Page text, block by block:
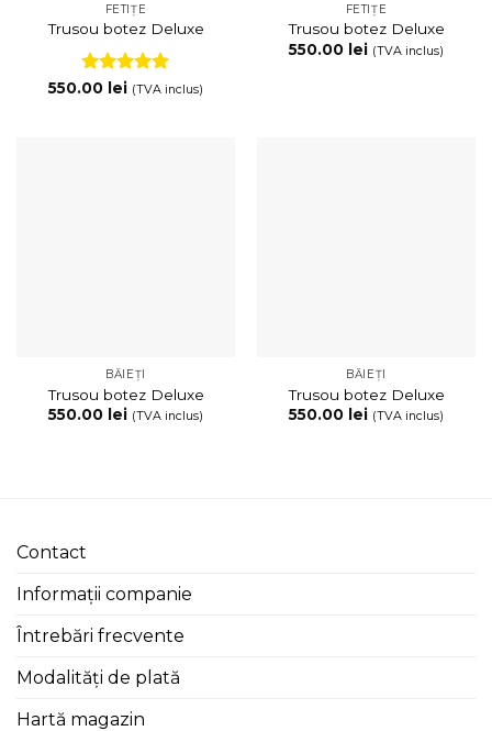
FETIȚE
Trusou botez Deluxe
Evaluat la
550.00 lei (TVA inclus)
FETIȚE
Trusou botez Deluxe
550.00
lei (TVA inclus)
BĂIEȚI
Trusou botez Deluxe
550.00
lei (TVA inclus)
BĂIEȚI
Trusou botez Deluxe
550.00
lei (TVA inclus)
Contact
Informații companie
Întrebări frecvente
Modalități de plată
Hartă magazin